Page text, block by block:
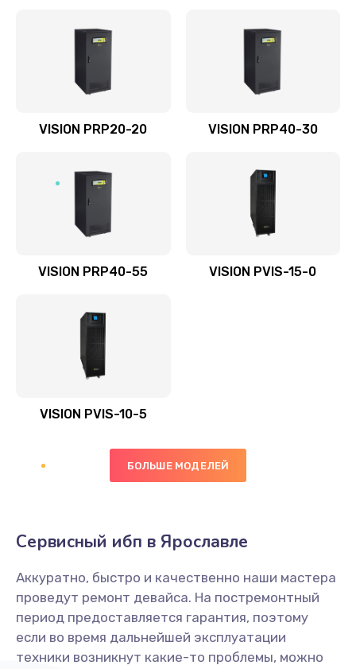
VISION PRP20-20 VISION PRP40-30
VISION PRP40-55 VISION PVIS-15-0
VISION PVIS-10-5
БОЛЬШЕ МОДЕЛЕЙ
Сервисный ибп в Ярославле
Аккуратно, быстро и качественно наши мастера
проведут ремонт девайса. На постремонтный
период предоставляется гарантия, поэтому
если во время дальнейшей эксплуатации
техники возникнут какие-то проблемы, можно